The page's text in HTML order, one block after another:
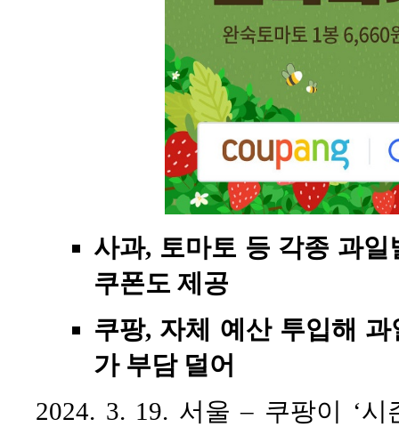
사과, 토마토 등 각종 과
쿠폰도 제공
쿠팡, 자체 예산 투입해
가 부담 덜어
2024. 3. 19. 서울 – 쿠팡이 ‘